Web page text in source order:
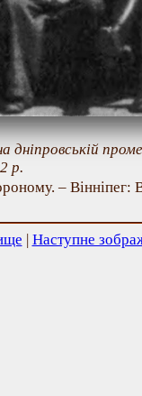
дніпровській
р.
– Вінніпег:
Наступне